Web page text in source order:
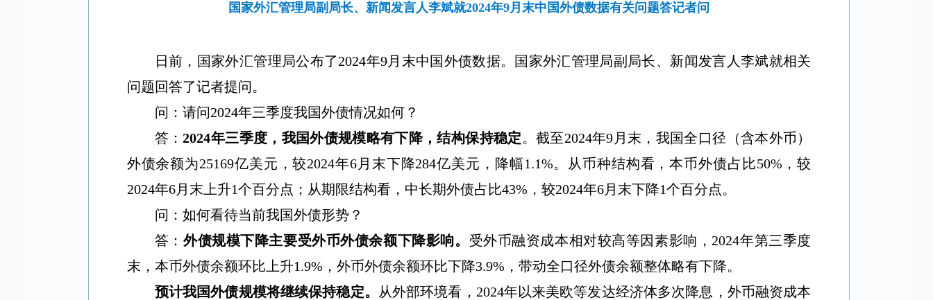
国家外汇管理局副局长、新闻发言人李斌就2024年9月末中国外债数据有关问题答记者问
日前，国家外汇管理局公布了2024年9月末中国外债数据。 国家外汇管理局副局长、新闻发言人李斌就相关
问题回答了记者提问。
问：请问2024年三季度我国外债情况如何？
答：2024年三季度，我国外债规模略有下降，结构保持稳定。截至2024年9 月末，我国全口径（含本外币）
外债余额为25169亿美元，较2024年6 月末下降284亿美元，降幅1.1%。从币种结构看，本币外债占比50% ，较
2024年6月末上升1个百分点；从期限结构看，中长期外债占比43% ，较2024年6月末下降1个百分点。
问：如何看待当前我国外债形势？
答： 外债规模下降主要受外币外债余额下降影响。 受外币融资成本相对较高等因素影响， 2024年第三季度
末，本币外债余额环比上升1.9% ， 外币外债余额环比下降3.9% ， 带动全口径外债余额整体略有下降。
预计我国外债规模将继续保持稳定。
从外部环境看， 2024年以来美欧等发达经济体多次降息 ，外币融资成本